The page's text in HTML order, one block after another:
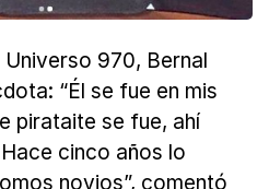
970, Bernal
“Él se fue en mis
pirataite se fue, ahí
cinco años lo
novios”, comentó